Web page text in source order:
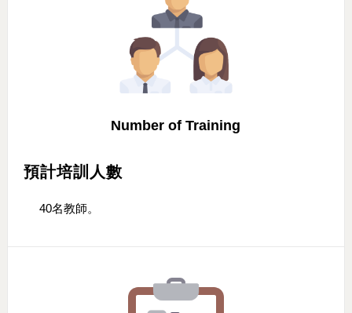
Number of Training
預計培訓人數
40名教師。